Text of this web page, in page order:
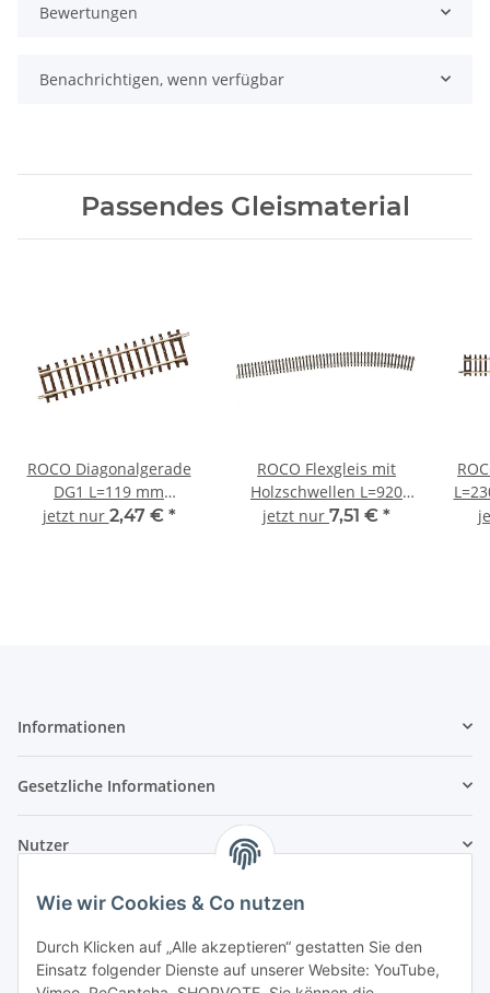
Wie wir Cookies & Co nutzen
Durch Klicken auf „Alle akzeptieren“ gestatten Sie den
Einsatz folgender Dienste auf unserer Website: YouTube,
Bewertungen
Benachrichtigen, wenn verfügbar
Passendes Gleismaterial
ROCO Diagonalgerade
DG1 L=119 mm
Standardgleis RocoLine
jetzt nur 2,47 € *
ROCO Flexgleis mit
Holzschwellen L=920
mm Standardgleis
jetzt nur 7,51 € *
Informationen
Gesetzliche Informationen
Nutzer